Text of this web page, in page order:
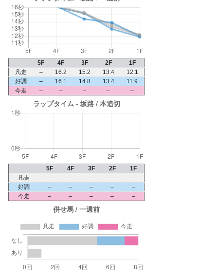
5F 4F 3F 2F
1F
凡走
– 16.2 15.2 13.4
12.1
好調
– 16.1 14.8 13.4
11.9
今走
– – – – –
5F 4F 3F 2F
1F
凡走
– – – –
–
好調
– – – –
–
今走
– – – – –